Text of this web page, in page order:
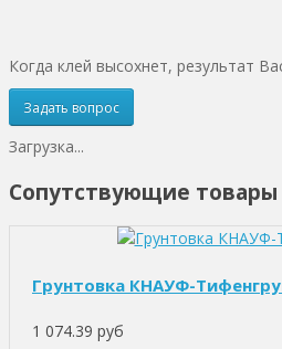
Когда клей высохнет, результат
Задать вопрос
Загрузка...
Сопутствующие товары
Грунтовка КНАУФ-
1 074.39 руб